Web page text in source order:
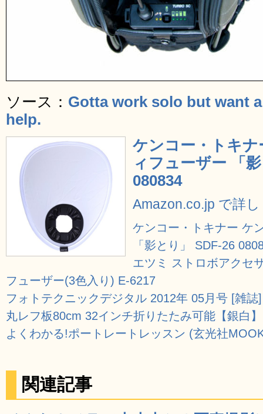
ソース： Gotta work solo but want
help.
ケンコー・トキ
ィフューザー 「
080834
Amazon.co.jp で詳
ケンコー・トキナー ケ
「影とり」 SDF-26
エツミ ストロボアクセ
フューザー(3色入り) E-6217
フォトテクニックデジタル 2012年 05月号 [雑誌]
丸レフ板80cm 32インチ折りたたみ可能【銀白
よくわかる!ポートレートレッスン (玄光社
関連記事